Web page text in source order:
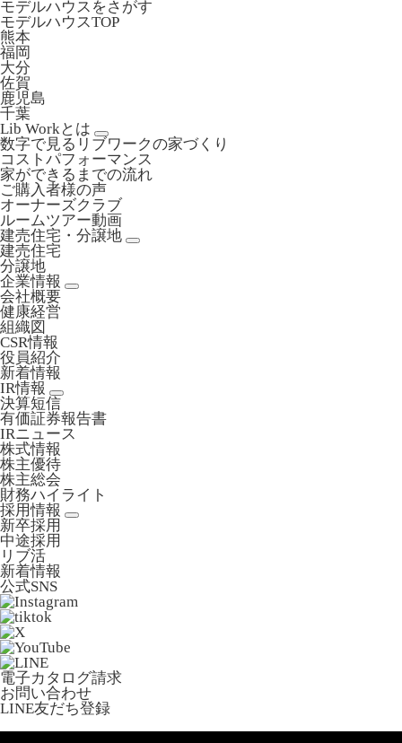
モデルハウスをさがす
モデルハウスTOP
熊本
福岡
大分
佐賀
鹿児島
千葉
Lib Workとは
数字で見るリブワークの家づくり
コストパフォーマンス
家ができるまでの流れ
ご購入者様の声
オーナーズクラブ
ルームツアー動画
建売住宅・分譲地
建売住宅
分譲地
企業情報
会社概要
健康経営
組織図
CSR情報
役員紹介
新着情報
IR情報
決算短信
有価証券報告書
IRニュース
株式情報
株主優待
株主総会
財務ハイライト
採用情報
新卒採用
中途採用
リブ活
新着情報
公式SNS
電子カタログ請求
お問い合わせ
LINE友だち登録